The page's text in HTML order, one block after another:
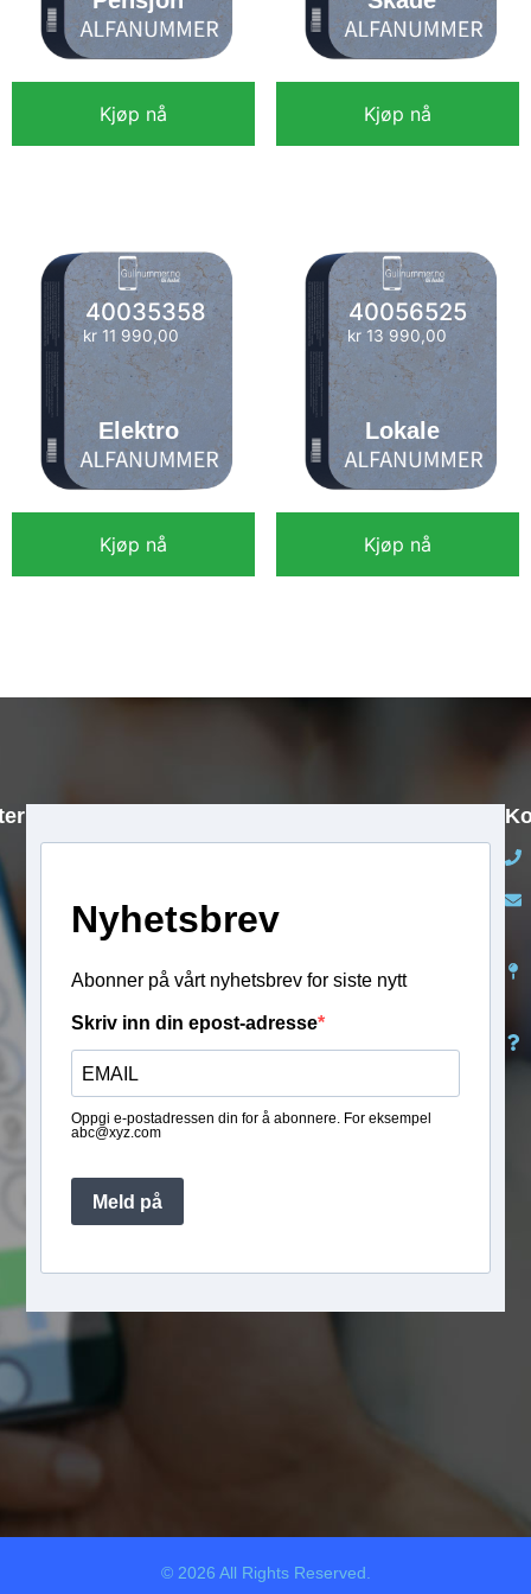
Kjøp nå Kjøp nå
40035358
kr 11 990,00
Elektro
Kjøp nå
40056525
kr 13 990,00
Lokale
Kjøp nå
Nyhetsbrev
Abonner på vårt nyhetsbrev for siste nytt
Skriv inn din epost-adresse
Oppgi e-postadressen din for å abonnere. For eksempel
abc@xyz.com
Meld på
© 2026 All Rights Reserved.